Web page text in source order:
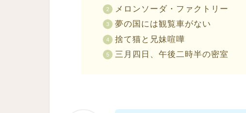
メロンソーダ・ファクトリー
夢の国には観覧車がない
捨て猫と兄妹喧嘩
三月四日、午後二時半の密室